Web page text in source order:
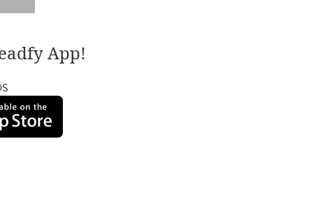
App!